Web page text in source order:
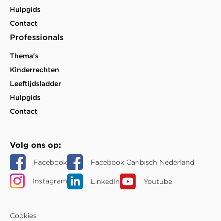
Hulpgids
Contact
Professionals
Thema's
Kinderrechten
Leeftijdsladder
Hulpgids
Contact
Volg ons op
Facebook Facebook Caribisch Nederland
Instagram LinkedIn Youtube
Cookies